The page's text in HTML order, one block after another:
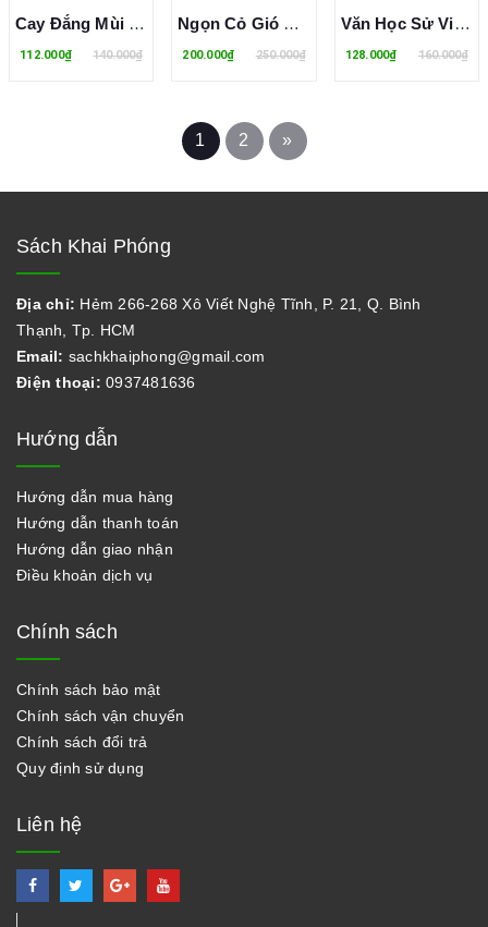
Cay Đắng Mùi Đời - Hồ Biểu Chánh
112.000₫ 140.000₫
Ngọn Cỏ Gió Đùa - Hồ Biểu Chánh
200.000₫ 250.000₫
Văn Học Sử Việt Nam - Môi Trường Kêu Cứu Văn Chương Đáp Lời
128.000₫ 160.000₫
1 2 »
Sách Khai Phóng
Địa chỉ: Hẻm 266-268 Xô Viết Nghệ Tĩnh, P. 21, Q. Bình
Thạnh, Tp. HCM
Email: sachkhaiphong@gmail.com
Điện thoại: 0937481636
Hướng dẫn
Hướng dẫn mua hàng
Hướng dẫn thanh toán
Hướng dẫn giao nhận
Điều khoản dịch vụ
Chính sách
Chính sách bảo mật
Chính sách vận chuyển
Chính sách đổi trả
Quy định sử dụng
Liên hệ